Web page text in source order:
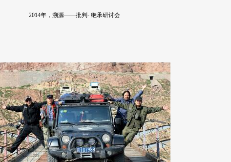
2014年，溯源——批判- 继承研讨会